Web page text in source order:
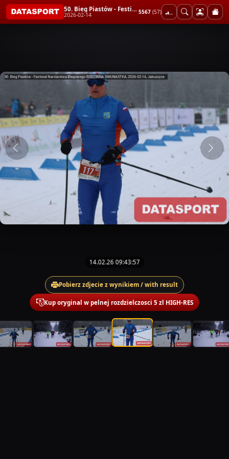
50. Bieg Piastów - Festiwal Narciarstwa Biegowego RODZINNA DWUNASTKA
2026-02-14 5567 (57)
14.02.26 09:43:57
Pobierz zdjecie z wynikiem / with result
Kup oryginal w pelnej rozdzielczosci 5 zl HIGH-RES